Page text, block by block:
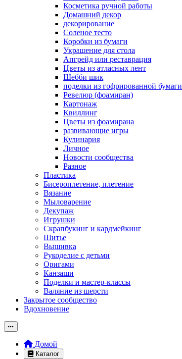
Косметика ручной работы
Домашний декор
декорирование
Соленое тесто
Коробки из бумаги
Украшение для стола
Апгрейд или реставрация
Цветы из атласных лент
Шебби шик
поделки из гофрированной бумаги
Ревелюр (фоамиран)
Картонаж
Квиллинг
Цветы из фоамирана
развивающие игры
Кулинария
Личное
Новости сообщества
Разное
Пластика
Бисероплетение, плетение
Вязание
Мыловарение
Декупаж
Игрушки
Скрапбукинг и кардмейкинг
Шитье
Вышивка
Рукоделие с детьми
Оригами
Канзаши
Поделки и мастер-классы
Валяние из шерсти
Закрытое сообщество
Вдохновение
Домой
Каталог